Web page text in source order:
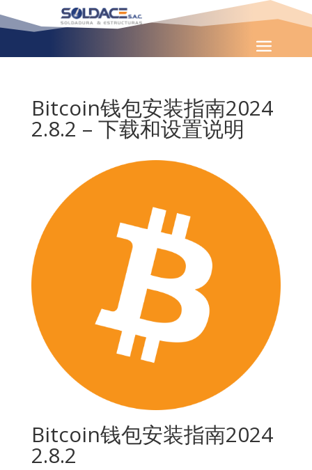
Bitcoin钱包安装指南2024
2.8.2 – 下载和设置说明
Bitcoin钱包安装指南2024
2.8.2